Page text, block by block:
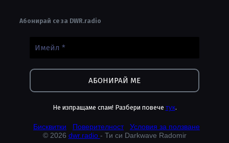
Абонирай се за DWR.radio
Не изпращаме спам! Разбери повече тук.
Бисквитки Поверителност
Условия за ползване
© 2026 dwr.radio - Ти си Darkwave Radomir